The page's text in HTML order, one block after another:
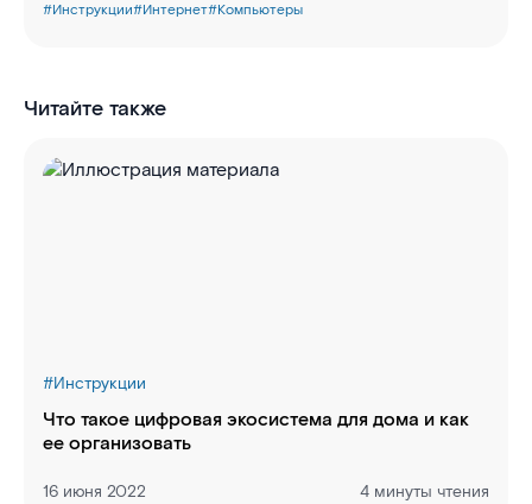
#Инструкции#Интернет#Компьютеры
Читайте также
#Инструкции
Что такое цифровая экосистема для дома и как
ее организовать
16 июня 2022 4 минуты чтения